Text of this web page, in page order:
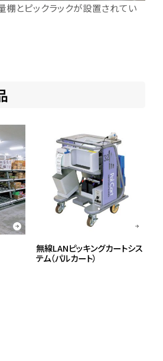
棚とピックラックが設置されてい
無線LANピッキングカートシス
テム（パルカート）